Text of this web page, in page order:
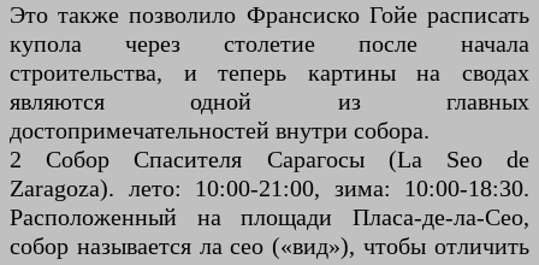
Это также позволило Франсиско Гойе расписать
купола через столетие после начала
строительства, и теперь картины на сводах
являются одной из главных
достопримечательностей внутри собора.
2 Собор Спасителя Сарагосы (La Seo de
Zaragoza). лето: 10:00-21:00, зима: 10:00-18:30.
Расположенный на площади Пласа-де-ла-Сео,
собор называется ла сео («вид»), чтобы отличить